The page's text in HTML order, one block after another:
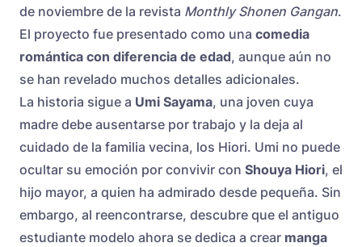
de noviembre de la revista Monthly Shonen Gangan.
El proyecto fue presentado como una comedia
romántica con diferencia de edad, aunque aún no
se han revelado muchos detalles adicionales.
La historia sigue a Umi Sayama, una joven cuya
madre debe ausentarse por trabajo y la deja al
cuidado de la familia vecina, los Hiori. Umi no puede
ocultar su emoción por convivir con Shouya Hiori, el
hijo mayor, a quien ha admirado desde pequeña. Sin
embargo, al reencontrarse, descubre que el antiguo
estudiante modelo ahora se dedica a crear manga